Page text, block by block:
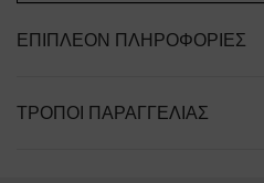
ΕΠΙΠΛΈΟΝ ΠΛΗΡΟΦΟΡΊΕΣ
ΤΡΌΠΟΙ ΠΑΡΑΓΓΕΛΊΑΣ